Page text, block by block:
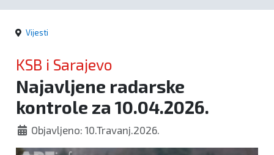
Vijesti
KSB i Sarajevo
Najavljene radarske
kontrole za 10.04.2026.
Objavljeno: 10.Travanj.2026.